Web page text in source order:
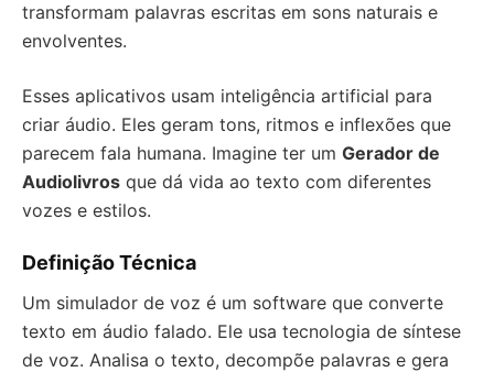
transformam palavras escritas em sons naturais e
envolventes.
Esses aplicativos usam inteligência artificial para
criar áudio. Eles geram tons, ritmos e inflexões que
parecem fala humana. Imagine ter um Gerador de
Audiolivros que dá vida ao texto com diferentes
vozes e estilos.
Definição Técnica
Um simulador de voz é um software que converte
texto em áudio falado. Ele usa tecnologia de síntese
de voz. Analisa o texto, decompõe palavras e gera